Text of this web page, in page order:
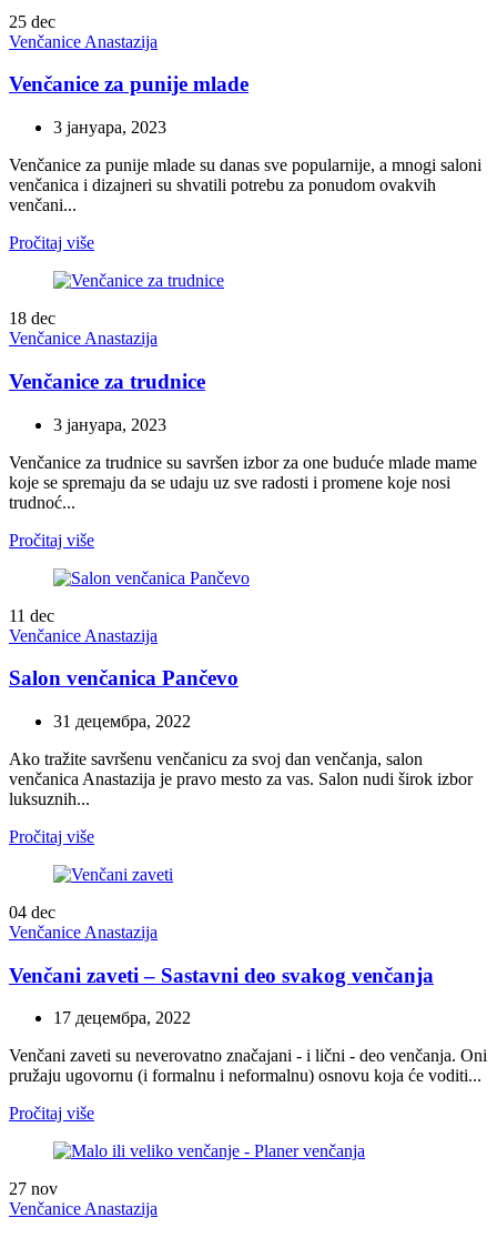
25 dec
Venčanice Anastazija
Venčanice za punije mlade
3 јануара, 2023
Venčanice za punije mlade su danas sve popularnije, a mnogi saloni
venčanica i dizajneri su shvatili potrebu za ponudom ovakvih
venčani...
Pročitaj više
18 dec
Venčanice Anastazija
Venčanice za trudnice
3 јануара, 2023
Venčanice za trudnice su savršen izbor za one buduće mlade mame
koje se spremaju da se udaju uz sve radosti i promene koje nosi
trudnoć...
Pročitaj više
11 dec
Venčanice Anastazija
Salon venčanica Pančevo
31 децембра, 2022
Ako tražite savršenu venčanicu za svoj dan venčanja, salon
venčanica Anastazija je pravo mesto za vas. Salon nudi širok izbor
luksuznih...
Pročitaj više
04 dec
Venčanice Anastazija
Venčani zaveti – Sastavni deo svakog venčanja
17 децембра, 2022
Venčani zaveti su neverovatno značajani - i lični - deo venčanja. Oni
pružaju ugovornu (i formalnu i neformalnu) osnovu koja će voditi...
Pročitaj više
27 nov
Venčanice Anastazija